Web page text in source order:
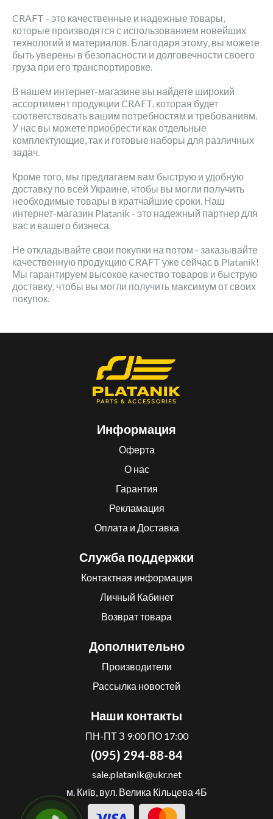
CRAFT - это качественные и надежные товары,
которые производятся с использованием новейших
технологий и материалов. Благодаря этому, вы можете
быть уверены в безопасности и долговечности своего
груза при его транспортировке.
В нашем интернет-магазине вы найдете широкий
ассортимент продукции CRAFT, которая будет
соответствовать вашим потребностям и требованиям.
У нас вы можете приобрести как отдельные
комплектующие, так и готовые наборы для различных
задач.
Кроме того, мы предлагаем вам быструю и удобную
доставку по всей Украине, чтобы вы могли получить
необходимые товары в кратчайшие сроки. Наш
интернет-магазин Platanik - это надежный партнер для
вас и вашего бизнеса.
Не откладывайте свои покупки на потом - заказывайте
качественную продукцию CRAFT уже сейчас в Platanik!
Мы гарантируем высокое качество товаров и быструю
доставку, чтобы вы могли получить максимум от своих
покупок.
Информация
Оферта
О нас
Гарантия
Рекламация
Оплата и Доставка
Служба поддержки
Контактная информация
Личный Кабинет
Возврат товара
Дополнительно
Производители
Рассылка новостей
Наши контакты
ПН-ПТ З 9:00 ПО 17:00
(095) 294-88-84
sale.platanik@ukr.net
м. Київ, вул. Велика Кільцева 4Б